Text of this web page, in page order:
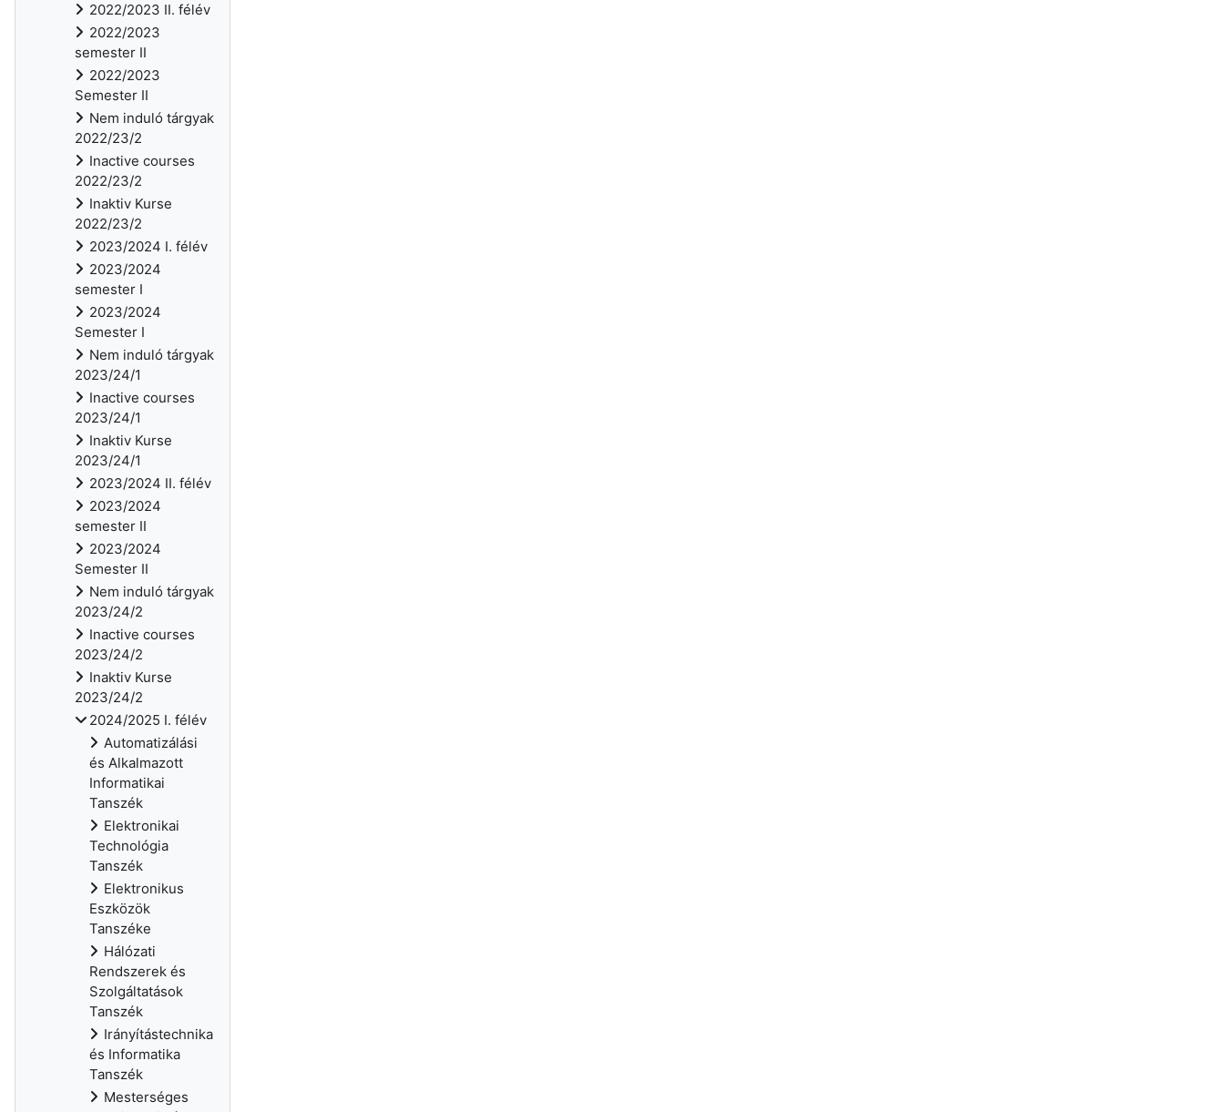
2022/2023 II. félév
2022/2023
semester II
2022/2023
Semester II
Nem induló tárgyak
2022/23/2
Inactive courses
2022/23/2
Inaktiv Kurse
2022/23/2
2023/2024 I. félév
2023/2024
semester I
2023/2024
Semester I
Nem induló tárgyak
2023/24/1
Inactive courses
2023/24/1
Inaktiv Kurse
2023/24/1
2023/2024 II. félév
2023/2024
semester II
2023/2024
Semester II
Nem induló tárgyak
2023/24/2
Inactive courses
2023/24/2
Inaktiv Kurse
2023/24/2
2024/2025 I. félév
Automatizálási
és Alkalmazott
Informatikai
Tanszék
Elektronikai
Technológia
Tanszék
Elektronikus
Eszközök
Tanszéke
Hálózati
Rendszerek és
Szolgáltatások
Tanszék
Irányítástechnika
és Informatika
Tanszék
Mesterséges